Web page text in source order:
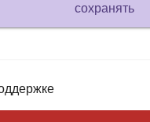
и гинекология
сохранять